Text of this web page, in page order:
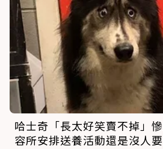
哈士奇「長太好笑賣不掉」
容所安排送養活動還是沒人要